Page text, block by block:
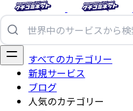
すべてのカテゴリー
新規サービス
ブログ
人気のカテゴリー